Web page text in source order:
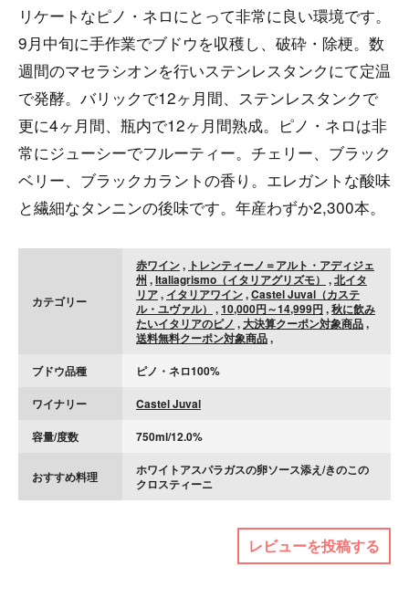
リケートなピノ・ネロにとって非常に良い環境です。
9月中旬に手作業でブドウを収穫し、破砕・除梗。数
週間のマセラシオンを行いステンレスタンクにて定温
で発酵。バリックで12ヶ月間、ステンレスタンクで
更に4ヶ月間、瓶内で12ヶ月間熟成。ピノ・ネロは非
常にジューシーでフルーティー。チェリー、ブラック
ベリー、ブラックカラントの香り。エレガントな酸味
と繊細なタンニンの後味です。年産わずか2,300本。
カテゴリー
赤ワイン, トレンティーノ＝アルト・アディジェ
州 ,Italiagrismo（イタリアグリズモ） ,北イタ
リア, イタリアワイン,Castel Juval（カステ
ル・ユヴァル） ,10,000円～14,999円 ,秋に飲み
たいイタリアのピノ ,大決算クーポン対象商品,
送料無料クーポン対象商品,
ブドウ品種
ピノ・ネロ100%
ワイナリー
Castel Juval
容量/度数
750ml/12.0%
おすすめ料理
ホワイトアスパラガスの卵ソース添え/きのこの
クロスティーニ
レビューを投稿する